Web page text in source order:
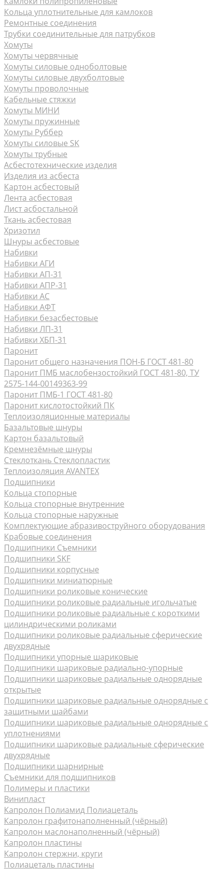
Кольца уплотнительные для камлоков
Ремонтные соединения
Трубки соединительные для патрубков
Хомуты
Хомуты червячные
Хомуты силовые одноболтовые
Хомуты силовые двухболтовые
Хомуты проволочные
Кабельные стяжки
Хомуты МИНИ
Хомуты пружинные
Хомуты Руббер
Хомуты силовые SK
Хомуты трубные
Асбестотехнические изделия
Изделия из асбеста
Картон асбестовый
Лента асбестовая
Лист асбостальной
Ткань асбестовая
Хризотил
Шнуры асбестовые
Набивки
Набивки АГИ
Набивки АП-31
Набивки АПР-31
Набивки АС
Набивки АФТ
Набивки безасбестовые
Набивки ЛП-31
Набивки ХБП-31
Паронит
Паронит общего назначения ПОН-Б ГОСТ 481-80
Паронит ПМБ маслобензостойкий ГОСТ 481-80, ТУ
2575-144-00149363-99
Паронит ПМБ-1 ГОСТ 481-80
Паронит кислотостойкий ПК
Теплоизоляционные материалы
Базальтовые шнуры
Картон базальтовый
Кремнезёмные шнуры
Стеклоткань Стеклопластик
Теплоизоляция AVANTEX
Подшипники
Кольца стопорные
Кольца стопорные внутренние
Кольца стопорные наружные
Комплектующие абразивоструйного оборудования
Крабовые соединения
Подшипники Съемники
Подшипники SKF
Подшипники корпусные
Подшипники миниатюрные
Подшипники роликовые конические
Подшипники роликовые радиальные игольчатые
Подшипники роликовые радиальные с короткими
цилиндрическими роликами
Подшипники роликовые радиальные сферические
двухрядные
Подшипники упорные шариковые
Подшипники шариковые радиально-упорные
Подшипники шариковые радиальные однорядные
открытые
Подшипники шариковые радиальные однорядные с
защитными шайбами
Подшипники шариковые радиальные однорядные с
уплотнениями
Подшипники шариковые радиальные сферические
двухрядные
Подшипники шарнирные
Съемники для подшипников
Полимеры и пластики
Винипласт
Капролон Полиамид Полиацеталь
Капролон графитонаполненный (чёрный)
Капролон маслонаполненный (чёрный)
Капролон пластины
Капролон стержни, круги
Полиацеталь пластины